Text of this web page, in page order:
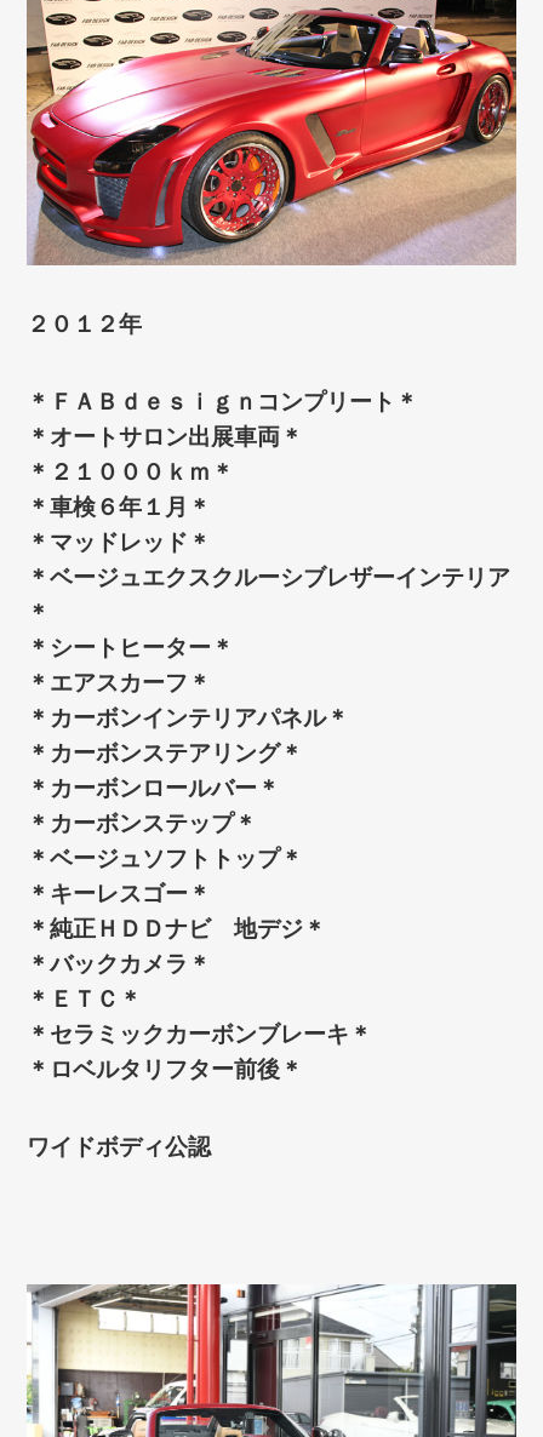
２０１２年
＊ＦＡＢｄｅｓｉｇｎコンプリート＊
＊オートサロン出展車両＊
＊２１０００ｋｍ＊
＊車検６年１月＊
＊マッドレッド＊
＊ベージュエクスクルーシブレザーインテリア
＊
＊シートヒーター＊
＊エアスカーフ＊
＊カーボンインテリアパネル＊
＊カーボンステアリング＊
＊カーボンロールバー＊
＊カーボンステップ＊
＊ベージュソフトトップ＊
＊キーレスゴー＊
＊純正ＨＤＤナビ 地デジ＊
＊バックカメラ＊
＊ＥＴＣ＊
＊セラミックカーボンブレーキ＊
＊ロベルタリフター前後＊
ワイドボディ公認